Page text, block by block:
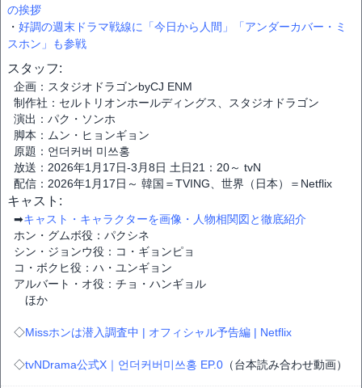
の挨拶
・ 好調の週末ドラマ戦線に「今日から人間」「アンダーカバー・ミ
スホン」も参戦
スタッフ:
企画：スタジオドラゴンbyCJ ENM
制作社：セルトリオンホールディングス、スタジオドラゴン
演出：パク・ソンホ
脚本：ムン・ヒョンギョン
原題：언더커버 미쓰홍
放送：2026年1月17日-3月8日 土日21：20～ tvN
配信：2026年1月17日～ 韓国＝TVING、世界（日本）＝Netflix
キャスト:
➡キャスト・キャラクターを画像・人物相関図と徹底紹介
ホン・グムボ役：パクシネ
シン・ジョンウ役：コ・ギョンピョ
コ・ボクヒ役：ハ・ユンギョン
アルバート・オ役：チョ・ハンギョル
ほか
◇Missホンは潜入調査中 | オフィシャル予告編 | Netflix
◇tvNDrama公式X｜언더커버미쓰홍 EP.0 （台本読み合わせ動画）